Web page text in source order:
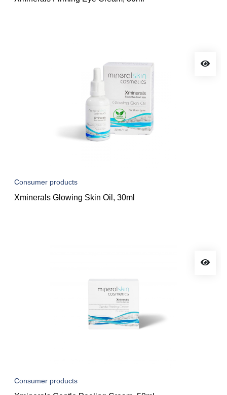
Consumer products
Xminerals Glowing Skin Oil, 30ml
Consumer products